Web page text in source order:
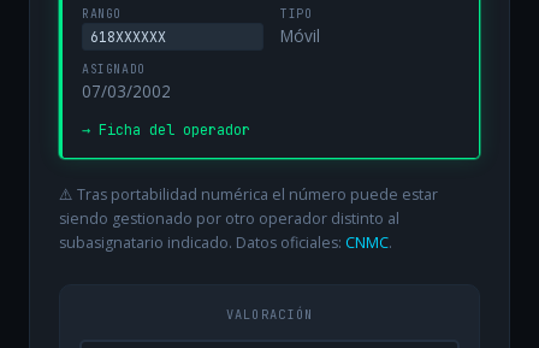
RANGO
618XXXXXX
TIPO
Móvil
ASIGNADO
07/03/2002
→ Ficha del operador
⚠️ Tras portabilidad numérica el número puede estar
siendo gestionado por otro operador distinto al
subasignatario indicado. Datos oficiales: CNMC.
VALORACIÓN